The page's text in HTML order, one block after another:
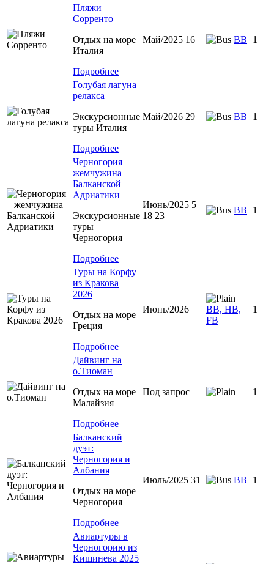
Пляжи
Сорренто
Отдых на море
Италия
Подробнее
Май/2025 16 BB 1
Голубая лагуна
релакса
Экскурсионные
туры Италия
Подробнее
Май/2026 29 BB 1
Черногория –
жемчужина
Балканской
Адриатики
Экскурсионные
туры
Черногория
Подробнее
Июнь/2025 5
18 23
BB 1
Туры на Корфу
из Кракова
2026
Отдых на море
Греция
Подробнее
Июнь/2026
BB, HB,
FB
1
Дайвинг на
о.Тиоман
Отдых на море
Малайзия
Подробнее
Под запрос 1
Балканский
дуэт:
Черногория и
Албания
Отдых на море
Черногория
Подробнее
Июль/2025 31 ВВ 1
Авиартуры в
Черногорию из
Кишинева 2025